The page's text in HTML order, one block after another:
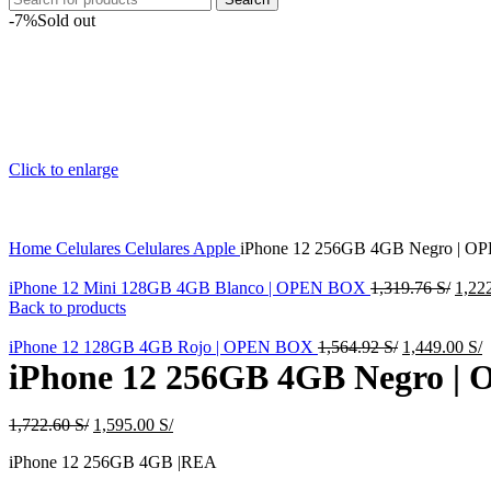
-7%Sold out
Click to enlarge
Home Celulares Celulares Apple iPhone 12 256GB 4GB Negro |
iPhone 12 Mini 128GB 4GB Blanco | OPEN BOX 1,319.76S/
Back to products
iPhone 12 128GB 4GB Rojo | OPEN BOX 1,564.92S/ Original
was:
1,449.00 S/
iPhone 12 256GB 4GB Negro |
1,722.60S/ Original
was:
1,595.00 S/Current
is:
iPhone 12 256GB 4GB |REA